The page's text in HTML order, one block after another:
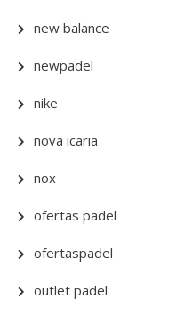
new balance
newpadel
nike
nova icaria
nox
ofertas padel
ofertaspadel
outlet padel